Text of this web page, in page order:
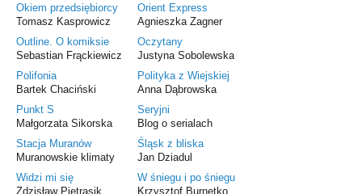
Okiem przedsiębiorcy
Tomasz Kasprowicz
Orient Express
Agnieszka Zagner
Outline. O komiksie
Sebastian Frąckiewicz
Oczytany
Justyna Sobolewska
Polifonia
Bartek Chaciński
Polityka z Wiejskiej
Anna Dąbrowska
Punkt S
Małgorzata Sikorska
Seryjni
Blog o serialach
Stacja Muranów
Muranowskie klimaty
Śląsk z bliska
Jan Dziadul
Widzi mi się
Zdzisław Pietrasik
W śniegu i po śniegu
Krzysztof Burnetko